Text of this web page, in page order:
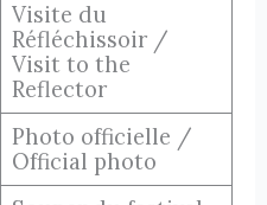
Visite du
Réfléchissoir /
Visit to the
Reflector
Photo officielle /
Official photo